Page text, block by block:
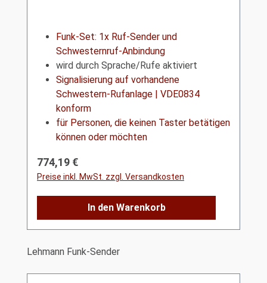
Funk-Set: 1x Ruf-Sender und
Schwesternruf-Anbindung
wird durch Sprache/Rufe aktiviert
Signalisierung auf vorhandene
Schwestern-Rufanlage | VDE0834
konform
für Personen, die keinen Taster betätigen
können oder möchten
Regulärer Preis:
774,19 €
Preise inkl. MwSt. zzgl. Versandkosten
In den Warenkorb
Produktgalerie überspringen
Lehmann Funk-Sender